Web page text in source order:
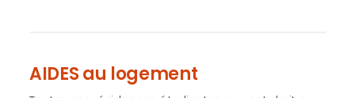
AIDES au logement